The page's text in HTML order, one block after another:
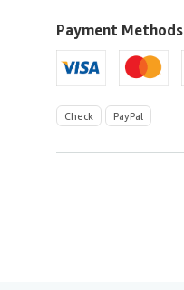
U.S.A.
Payment Methods
Check PayPal